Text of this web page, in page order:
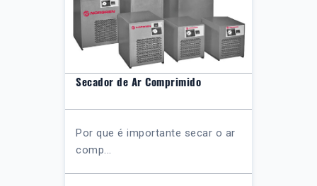
Secador de Ar Comprimido
Por que é importante secar o ar
comp...